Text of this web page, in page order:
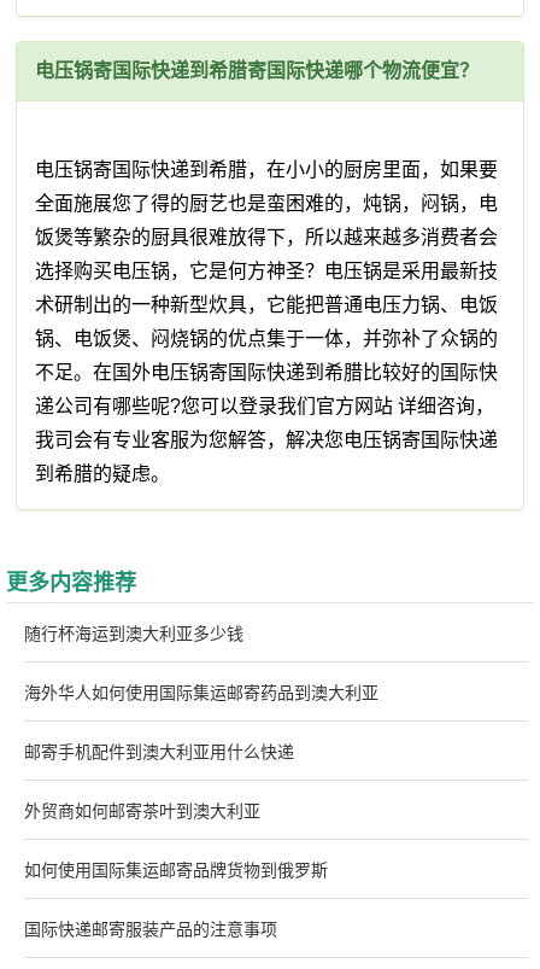
电压锅寄国际快递到希腊寄国际快递哪个物流便宜？
电压锅寄国际快递到希腊，在小小的厨房里面，如果要
全面施展您了得的厨艺也是蛮困难的，炖锅，闷锅，电
饭煲等繁杂的厨具很难放得下，所以越来越多消费者会
选择购买电压锅，它是何方神圣？电压锅是采用最新技
术研制出的一种新型炊具，它能把普通电压力锅、电饭
锅、电饭煲、闷烧锅的优点集于一体，并弥补了众锅的
不足。在国外电压锅寄国际快递到希腊比较好的国际快
递公司有哪些呢?您可以登录我们官方网站 详细咨询，
我司会有专业客服为您解答，解决您电压锅寄国际快递
到希腊的疑虑。
更多内容推荐
随行杯海运到澳大利亚多少钱
海外华人如何使用国际集运邮寄药品到澳大利亚
邮寄手机配件到澳大利亚用什么快递
外贸商如何邮寄茶叶到澳大利亚
如何使用国际集运邮寄品牌货物到俄罗斯
国际快递邮寄服装产品的注意事项